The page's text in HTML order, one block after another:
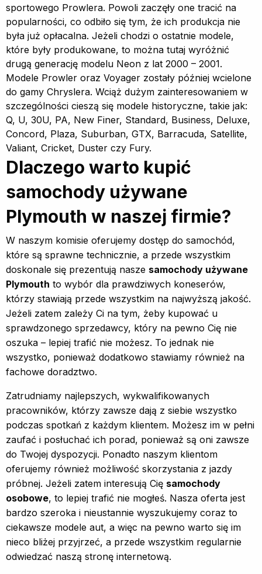
sportowego Prowlera. Powoli zaczęły one tracić na
popularności, co odbiło się tym, że ich produkcja nie
była już opłacalna. Jeżeli chodzi o ostatnie modele,
które były produkowane, to można tutaj wyróżnić
drugą generację modelu Neon z lat 2000 – 2001.
Modele Prowler oraz Voyager zostały później wcielone
do gamy Chryslera. Wciąż dużym zainteresowaniem w
szczególności cieszą się modele historyczne, takie jak:
Q, U, 30U, PA, New Finer, Standard, Business, Deluxe,
Concord, Plaza, Suburban, GTX, Barracuda, Satellite,
Valiant, Cricket, Duster czy Fury.
Dlaczego warto kupić
samochody używane
Plymouth w naszej firmie?
W naszym komisie oferujemy dostęp do samochód,
które są sprawne technicznie, a przede wszystkim
doskonale się prezentują nasze samochody używane
Plymouth to wybór dla prawdziwych koneserów,
którzy stawiają przede wszystkim na najwyższą jakość.
Jeżeli zatem zależy Ci na tym, żeby kupować u
sprawdzonego sprzedawcy, który na pewno Cię nie
oszuka – lepiej trafić nie możesz. To jednak nie
wszystko, ponieważ dodatkowo stawiamy również na
fachowe doradztwo.
Zatrudniamy najlepszych, wykwalifikowanych
pracowników, którzy zawsze dają z siebie wszystko
podczas spotkań z każdym klientem. Możesz im w pełni
zaufać i posłuchać ich porad, ponieważ są oni zawsze
do Twojej dyspozycji. Ponadto naszym klientom
oferujemy również możliwość skorzystania z jazdy
próbnej. Jeżeli zatem interesują Cię samochody
osobowe, to lepiej trafić nie mogłeś. Nasza oferta jest
bardzo szeroka i nieustannie wyszukujemy coraz to
ciekawsze modele aut, a więc na pewno warto się im
nieco bliżej przyjrzeć, a przede wszystkim regularnie
odwiedzać naszą stronę internetową.